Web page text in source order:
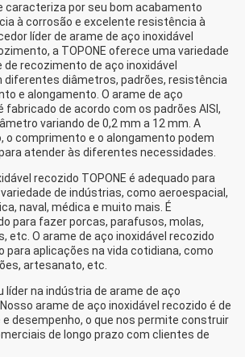
caracteriza por seu bom acabamento
à corrosão e excelente resistência à
líder de arame de aço inoxidável
a TOPONE oferece uma variedade
recozimento de aço inoxidável
diferentes diâmetros, padrões, resistência
e alongamento. O arame de aço
fabricado de acordo com os padrões AISI,
variando de 0,2 mm a 12 mm. A
o comprimento e o alongamento podem
atender às diferentes necessidades.
recozido TOPONE é adequado para
de indústrias, como aeroespacial,
naval, médica e muito mais. É
para fazer porcas, parafusos, molas,
etc. O arame de aço inoxidável recozido
para aplicações na vida cotidiana, como
artesanato, etc.
líder na indústria de arame de aço
arame de aço inoxidável recozido é de
desempenho, o que nos permite construir
de longo prazo com clientes de